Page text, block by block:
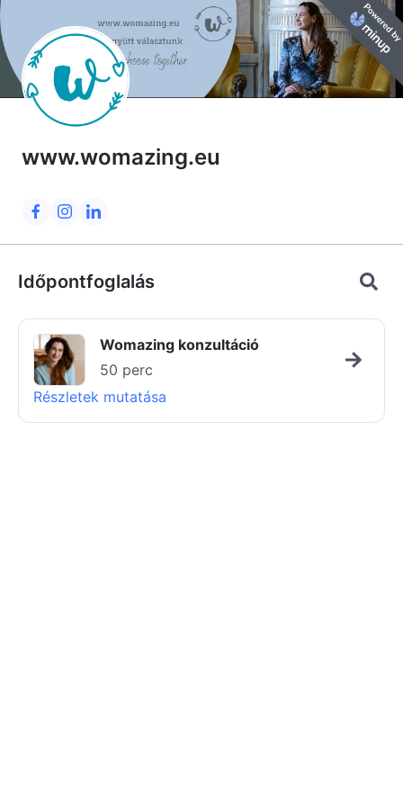
www.womazing.eu
Időpontfoglalás
Womazing konzultáció
50 perc
Részletek mutatása